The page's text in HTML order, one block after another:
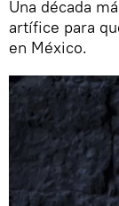
Una década
artífice para
en México.